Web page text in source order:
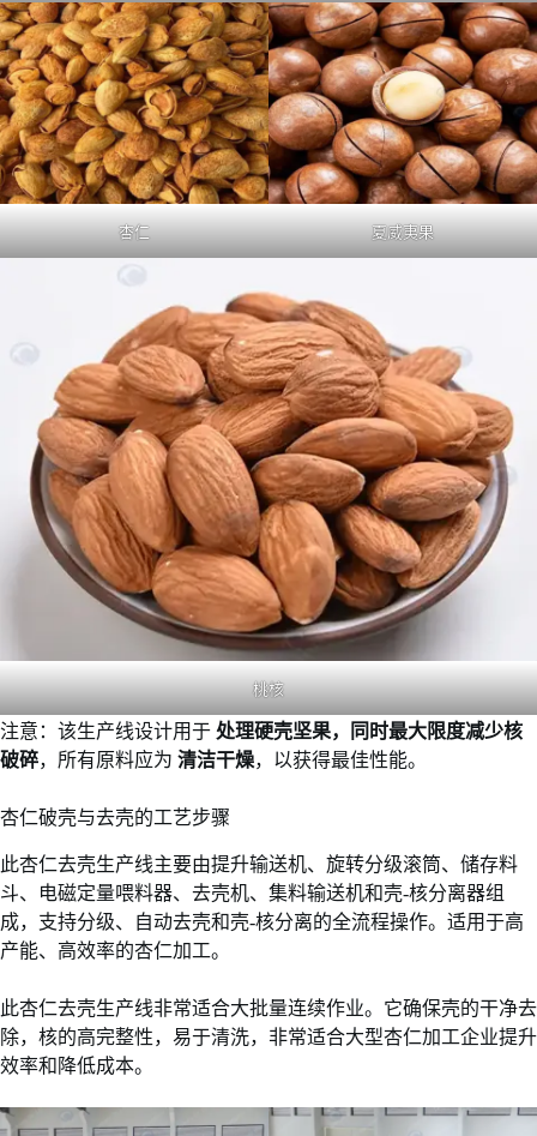
杏仁 夏威夷果
桃核
注意：该生产线设计用于 处理硬壳坚果，同时最大限度减少核
破碎，所有原料应为 清洁干燥，以获得最佳性能。
杏仁破壳与去壳的工艺步骤
此杏仁去壳生产线主要由提升输送机、旋转分级滚筒、储存料
斗、电磁定量喂料器、去壳机、集料输送机和壳-核分离器组
成，支持分级、自动去壳和壳-核分离的全流程操作。适用于高
产能、高效率的杏仁加工。
此杏仁去壳生产线非常适合大批量连续作业。它确保壳的干净去
除，核的高完整性，易于清洗，非常适合大型杏仁加工企业提升
效率和降低成本。